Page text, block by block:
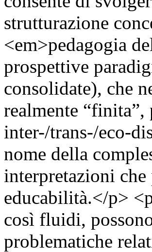
strutturazione
<em>pedagogia
prospettive
consolidate), che
realmente
inter-/trans-/eco-
nome della
interpretazioni
educabilità.</p>
così fluidi,
problematiche